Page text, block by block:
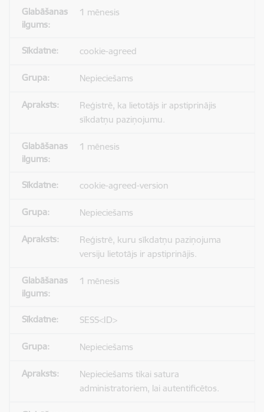
1 mēnesis
cookie-agreed
Nepieciešams
Reģistrē, ka lietotājs ir apstiprinājis
sīkdatņu paziņojumu.
1 mēnesis
cookie-agreed-version
Nepieciešams
Reģistrē, kuru sīkdatņu paziņojuma
versiju lietotājs ir apstiprinājis.
1 mēnesis
SESS<ID>
Nepieciešams
Nepieciešams tikai satura
administratoriem, lai autentificētos.